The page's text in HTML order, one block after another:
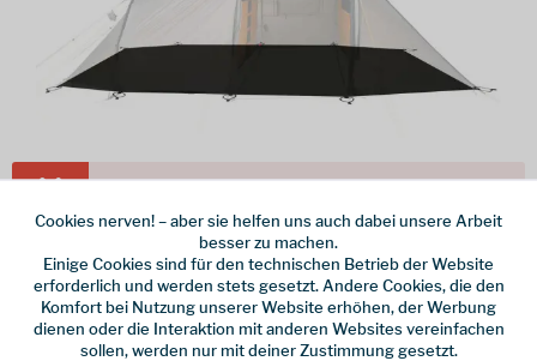
inkl. MwSt./ Versandkostenfrei!
Merken
Cookies nerven! – aber sie helfen uns auch dabei unsere Arbeit
besser zu machen.
Einige Cookies sind für den technischen Betrieb der Website
erforderlich und werden stets gesetzt. Andere Cookies, die den
Komfort bei Nutzung unserer Website erhöhen, der Werbung
dienen oder die Interaktion mit anderen Websites vereinfachen
sollen, werden nur mit deiner Zustimmung gesetzt.